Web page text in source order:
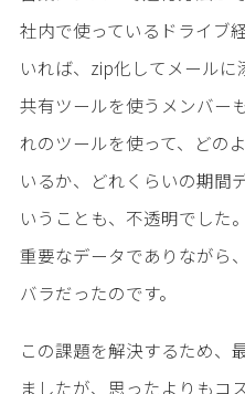
社内で使っているドライブ
いれば、zip化してメール
共有ツールを使うメンバー
れのツールを使って、どの
いるか、どれくらいの期間
いうことも、不透明でした
重要なデータでありながら
バラだったのです。
この課題を解決するため、
ましたが、思ったよりもコ